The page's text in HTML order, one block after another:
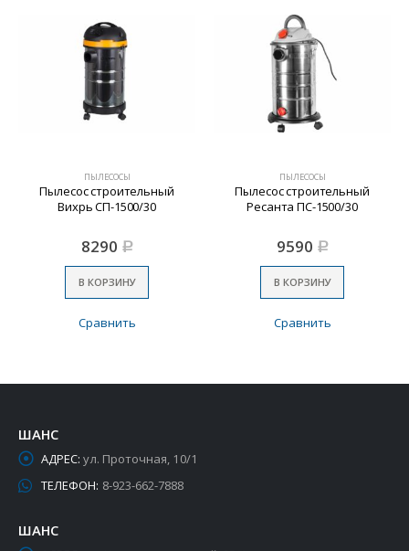
ПЫЛЕСОСЫ
Пылесос строительный
Вихрь СП-1500/30
8290 Р
В КОРЗИНУ
Сравнить
ПЫЛЕСОСЫ
Пылесос строительный
Ресанта ПС-1500/30
9590 Р
В КОРЗИНУ
Сравнить
ШАНС
АДРЕС: ул. Проточная, 10/1
ТЕЛЕФОН: 8-923-662-7888
ШАНС